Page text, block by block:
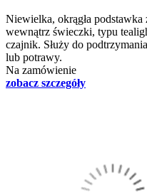
Niewielka, okrągła podstawka
wewnątrz świeczki, typu
czajnik. Służy do
lub potrawy.
Na zamówienie
zobacz szczegóły